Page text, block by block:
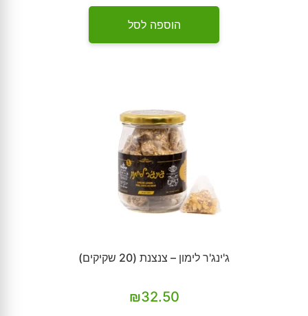
הוספה לסל
ג'ינג'ר לימון – צנצנת (20 שקיקים)
₪32.50